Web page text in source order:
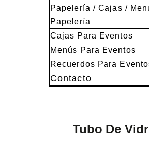
Papelería / Cajas /
Papelería
Cajas Para Eventos
Menús Para Eventos
Recuerdos Para
Contacto
Tubo De